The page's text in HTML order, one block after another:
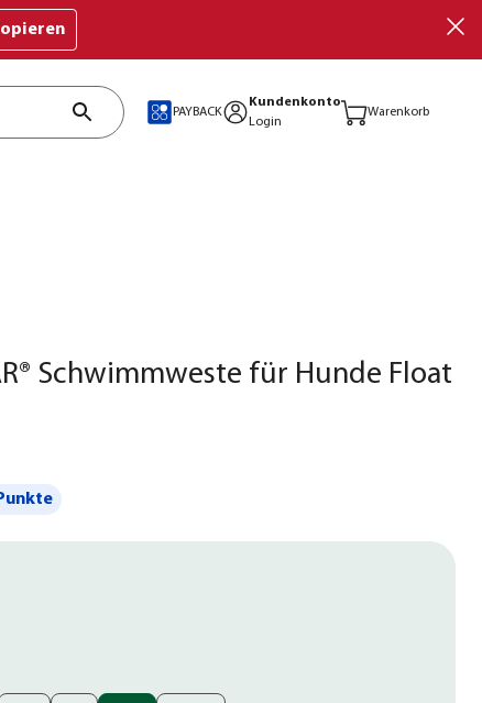
PAYBACK
Kundenkonto
Login
Warenkorb
Schwimmweste für Hunde Float